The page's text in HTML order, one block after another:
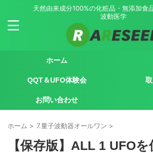
天然由来成分100%の化粧品・無添加食
波動医学
ホーム
QQT＆UFO体験会
お問い合わせ
ホーム > 7.量子波動器オールワン >
【保存版】ALL 1 UFO